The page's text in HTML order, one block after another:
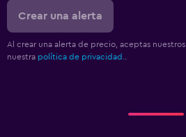
Crear una alerta
Al crear una alerta de precio, aceptas nuestros
nuestra política de privacidad..